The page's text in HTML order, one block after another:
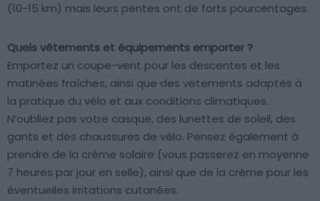
(10-15 km) mais leurs pentes ont de forts pourcentages.
Quels vêtements et équipements emporter ?
Emportez un coupe-vent pour les descentes et les
matinées fraîches, ainsi que des vêtements adaptés à
la pratique du vélo et aux conditions climatiques.
N’oubliez pas votre casque, des lunettes de soleil, des
gants et des chaussures de vélo. Pensez également à
prendre de la crème solaire (vous passerez en moyenne
7 heures par jour en selle), ainsi que de la crème pour les
éventuelles irritations cutanées.